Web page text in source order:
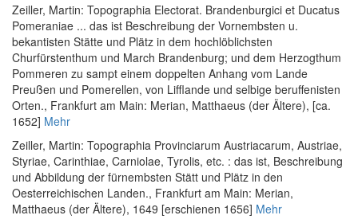
Zeiller, Martin: Topographia Electorat. Brandenburgici et Ducatus
Pomeraniae ... das ist Beschreibung der Vornembsten u.
bekantisten Stätte und Plätz in dem hochlöblichsten
Churfürstenthum und March Brandenburg; und dem Herzogthum
Pommeren zu sampt einem doppelten Anhang vom Lande
Preußen und Pomerellen, von Lifflande und selbige beruffenisten
Orten., Frankfurt am Main: Merian, Matthaeus (der Ältere), [ca.
1652] Mehr
Zeiller, Martin: Topographia Provinciarum Austriacarum, Austriae,
Styriae, Carinthiae, Carniolae, Tyrolis, etc. : das ist, Beschreibung
und Abbildung der fürnembsten Stätt und Plätz in den
Oesterreichischen Landen., Frankfurt am Main: Merian,
Matthaeus (der Ältere), 1649 [erschienen 1656] Mehr